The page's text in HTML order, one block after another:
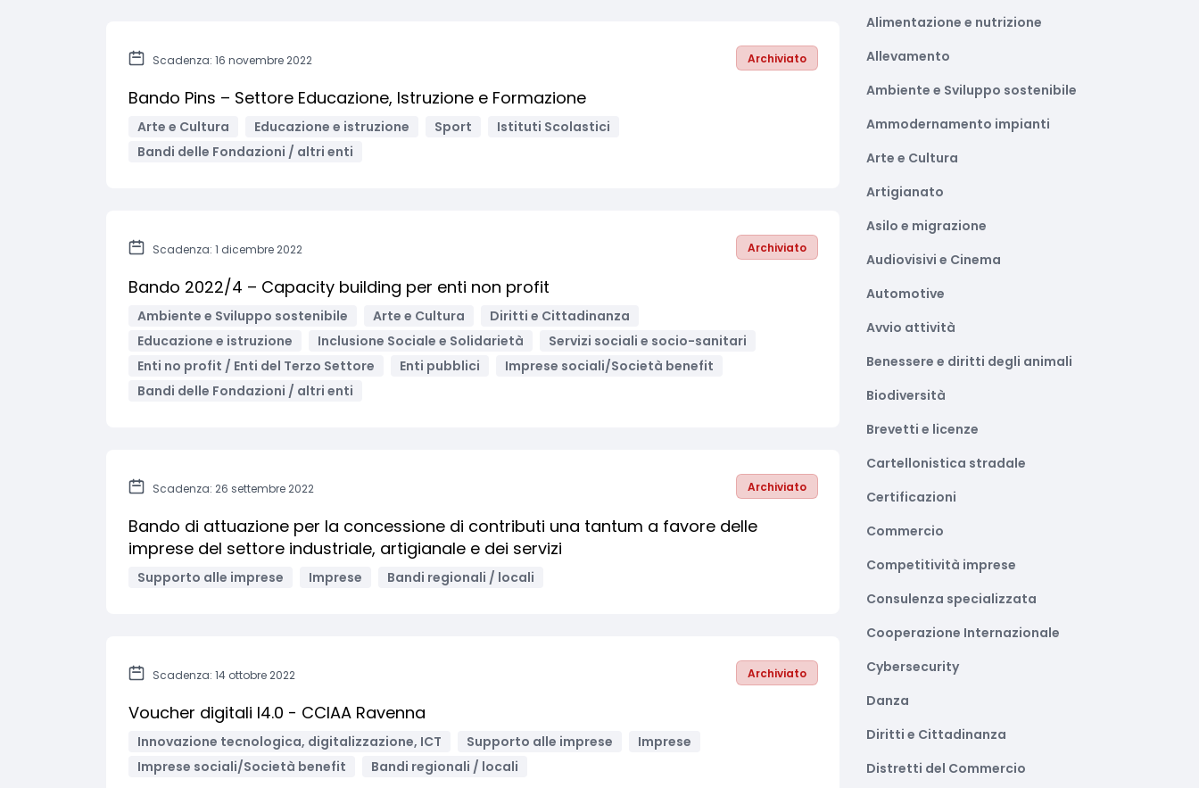
Scadenza: 16 novembre 2022 Archiviato
Bando Pins – Settore Educazione, Istruzione e Formazione
Arte e Cultura Educazione e istruzione Sport
Istituti Scolastici
Bandi delle Fondazioni / altri enti
Scadenza: 1 dicembre 2022 Archiviato
Bando 2022/4 – Capacity building per enti non profit
Ambiente e Sviluppo sostenibile Arte e Cultura
Diritti e Cittadinanza
Educazione e istruzione
Inclusione Sociale e Solidarietà
Servizi sociali e socio-sanitari
Enti no profit / Enti del Terzo Settore
Enti pubblici
Imprese sociali/Società benefit
Bandi delle Fondazioni / altri enti
Scadenza: 26 settembre 2022 Archiviato
Bando di attuazione per la concessione di contributi una tantum a favore delle
imprese del settore industriale, artigianale e dei servizi
Supporto alle imprese Imprese Bandi regionali / locali
Scadenza: 14 ottobre 2022 Archiviato
Voucher digitali I4.0 - CCIAA Ravenna
Innovazione tecnologica, digitalizzazione, ICT Supporto alle imprese
Imprese
Imprese sociali/Società benefit
Bandi regionali / locali
Alimentazione e nutrizione
Allevamento
Ambiente e Sviluppo sostenibile
Ammodernamento impianti
Arte e Cultura
Artigianato
Asilo e migrazione
Audiovisivi e Cinema
Automotive
Avvio attività
Benessere e diritti degli animali
Biodiversità
Brevetti e licenze
Cartellonistica stradale
Certificazioni
Commercio
Competitività imprese
Consulenza specializzata
Cooperazione Internazionale
Cybersecurity
Danza
Diritti e Cittadinanza
Distretti del Commercio